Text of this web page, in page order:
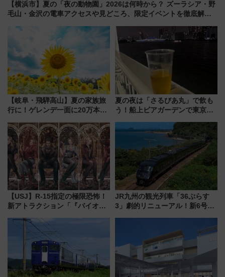
【横浜市】夏の「夜の動物園」2026は何時から？ ズーラシア・野
毛山・金沢の電車アクセスや見どころ、限定イベントを徹底解
【岐阜・飛騨高山】夏の家族旅
行に！ゲレンデ一面に20万本の
アひまわり園」開園
夏の夜は「さるびあ丸」で飲も
う！船上ビアガーデンで東京湾
杯……工場直送生ビールや島グ
ルメが美味い
【USJ】R-15指定の極限恐怖！
新アトラクション「『バイオハ
ブ」今秋登場 ―予測不能の恐
怖に泣き叫べ―
JR九州の観光列車「36ぷらす
3」劇的リニューアル！新6号車
ートや価格など解説